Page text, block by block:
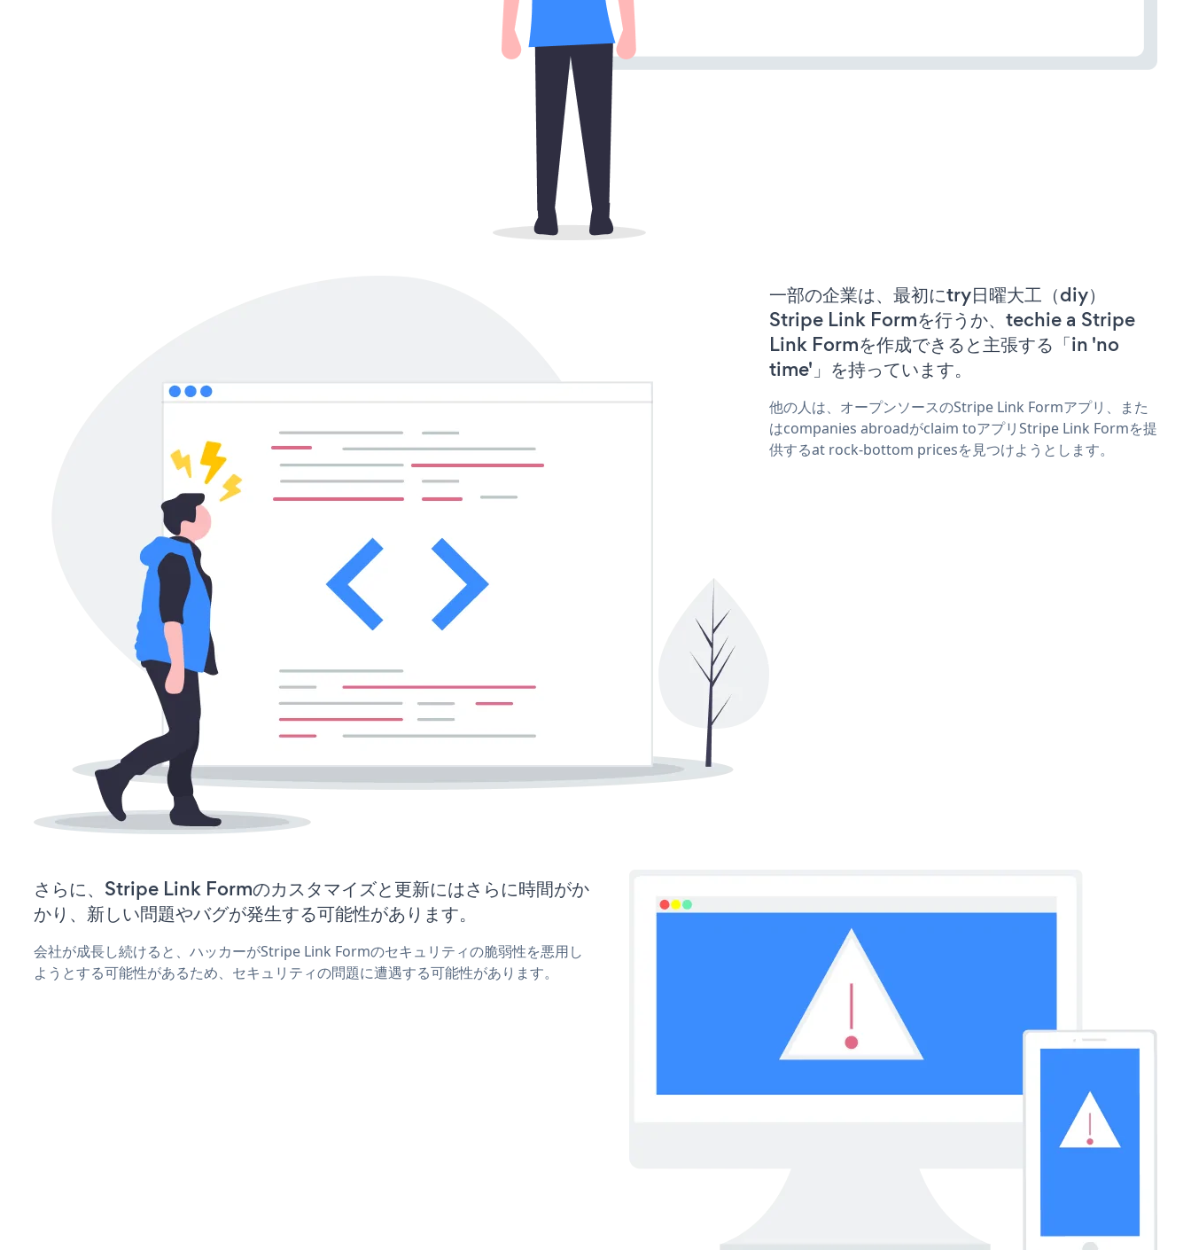
一部の企業は、最初にtry日曜大工（diy）
Stripe Link Formを行うか、techie a Stripe
Link Formを作成できると主張する「in 'no
time'」を持っています。
他の人は、オープンソースのStripe Link Formアプリ、また
はcompanies abroadがclaim toアプリStripe Link Formを提
供するat rock-bottom pricesを見つけようとします。
さらに、Stripe Link Formのカスタマイズと更新にはさらに時間がか
かり、新しい問題やバグが発生する可能性があります。
会社が成長し続けると、ハッカーがStripe Link Formのセキュリティの脆弱性を悪用し
ようとする可能性があるため、セキュリティの問題に遭遇する可能性があります。